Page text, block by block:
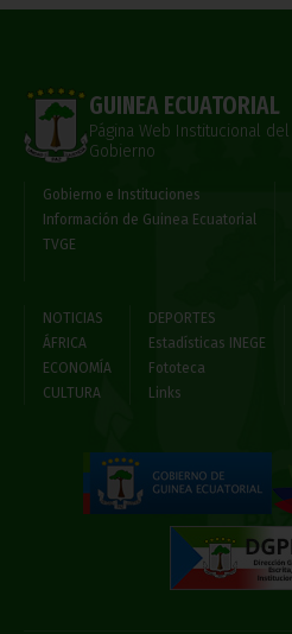
GUINEA ECUATORIAL
Página Web Institucional del
Gobierno
Gobierno e Instituciones
Información de Guinea Ecuatorial
TVGE
NOTICIAS
ÁFRICA
ECONOMÍA
CULTURA
DEPORTES
Estadísticas INEGE
Fototeca
Links